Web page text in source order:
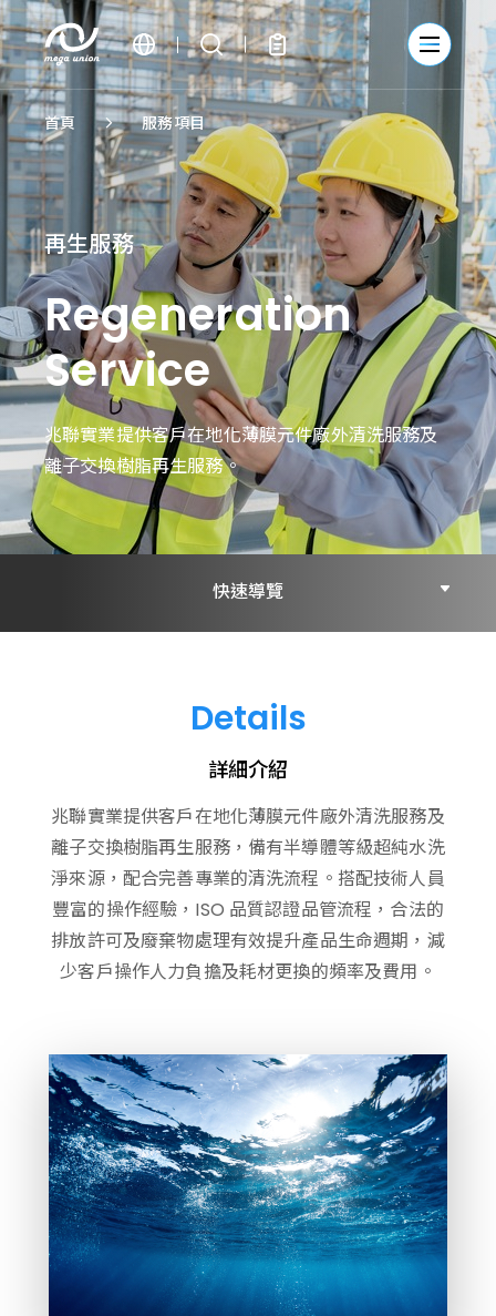
繁體中文
簡體中文
English
首頁 服務項目
再生服務
Regeneration
Service
兆聯實業提供客戶在地化薄膜元件廠外清洗服務及
離子交換樹脂再生服務。
快速導覽
薄膜清洗及樹脂再生服務
Details
詳細介紹
兆聯實業提供客戶在地化薄膜元件廠外清洗服務及
離子交換樹脂再生服務，備有半導體等級超純水洗
淨來源，配合完善專業的清洗流程。搭配技術人員
豐富的操作經驗，ISO 品質認證品管流程，合法的
排放許可及廢棄物處理有效提升產品生命週期，減
少客戶操作人力負擔及耗材更換的頻率及費用。